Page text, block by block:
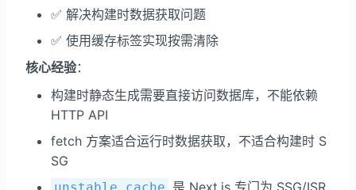
✅ 解决构建时数据获取问题
✅ 使用缓存标签实现按需清除
核心经验：
构建时静态生成需要直接访问数据库，不能依赖
HTTP API
fetch 方案适合运行时数据获取，不适合构建时 S
SG
是 Next.js 专门为 SSG/ISR